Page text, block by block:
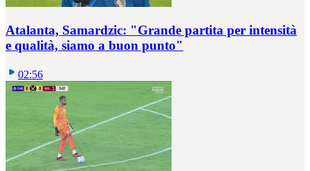
Atalanta, Samardzic: "Grande partita per intensità
e qualità, siamo a buon punto"
02:56